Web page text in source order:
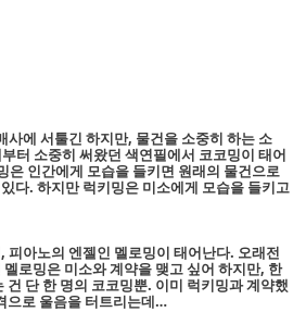
사에 서툴긴 하지만, 물건을 소중히 하는 소
터 소중히 써왔던 색연필에서 코코밍이 태어
은 인간에게 모습을 들키면 원래의 물건으로
다. 하지만 럭키밍은 미소에게 모습을 들키고
피아노의 엔젤인 멜로밍이 태어난다. 오래전
로밍은 미소와 계약을 맺고 싶어 하지만, 한
건 단 한 명의 코코밍뿐. 이미 럭키밍과 계약했
으로 울음을 터트리는데…